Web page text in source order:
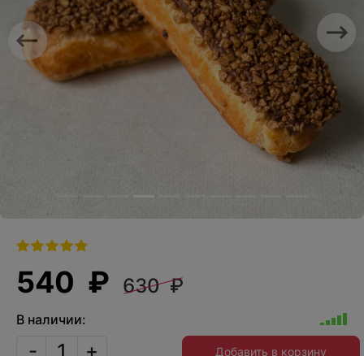
Previous Next
540 ₽ 630 ₽
В наличии:
- + Добавить в корзину